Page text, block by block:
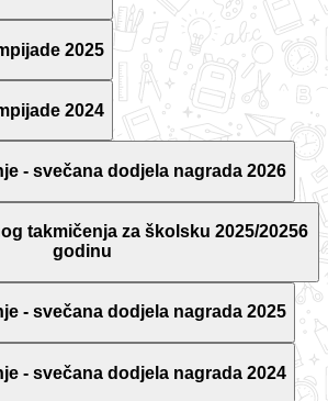
2025
2024
- svečana dodjela nagrada 2026
takmičenja za školsku 2025/20256
godinu
- svečana dodjela nagrada 2025
- svečana dodjela nagrada 2024